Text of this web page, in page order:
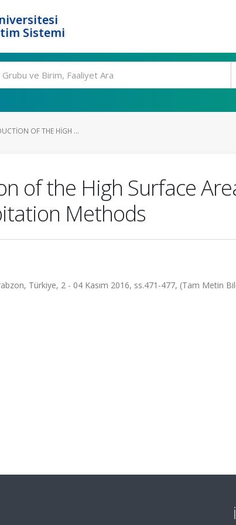
Sistemi
OF THE HIGH ...
of the High Surface
Methods
Türkiye, 2 - 04 Kasım 2016, ss.471-477, (Tam Metin